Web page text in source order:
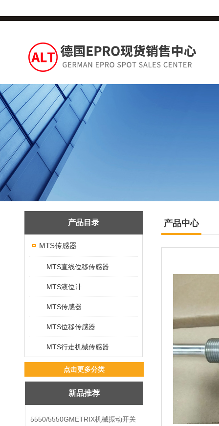
产品目录
MTS传感器
MTS直线位移传感器
MTS液位计
MTS传感器
MTS位移传感器
MTS行走机械传感器
点击更多分类
新品推荐
5550/5550GMETRIX机械振动开关
产品中心